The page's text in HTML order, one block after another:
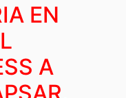
EN
A